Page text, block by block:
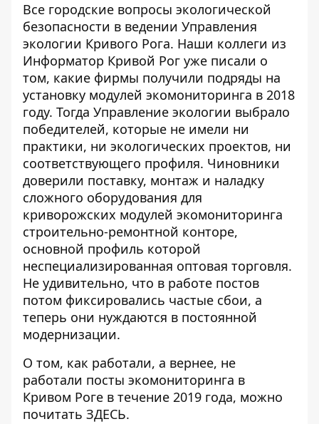
Все городские вопросы экологической
безопасности в ведении Управления
экологии Кривого Рога. Наши коллеги из
Информатор Кривой Рог уже писали о
том, какие фирмы получили подряды на
установку модулей экомониторинга в 2018
году. Тогда Управление экологии выбрало
победителей, которые не имели ни
практики, ни экологических проектов, ни
соответствующего профиля. Чиновники
доверили поставку, монтаж и наладку
сложного оборудования для
криворожских модулей экомониторинга
строительно-ремонтной конторе,
основной профиль которой
неспециализированная оптовая торговля.
Не удивительно, что в работе постов
потом фиксировались частые сбои, а
теперь они нуждаются в постоянной
модернизации.
О том, как работали, а вернее, не
работали посты экомониторинга в
Кривом Роге в течение 2019 года, можно
почитать ЗДЕСЬ.